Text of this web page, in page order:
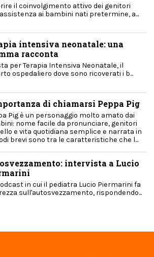
il coinvolgimento attivo dei genitori
ai bambini nati pretermine, a...
intensiva neonatale: una
racconta
per Terapia Intensiva Neonatale, il
ospedaliero dove sono ricoverati i b...
di chiamarsi Peppa Pig
Pig è un personaggio molto amato dai
nome facile da pronunciare, genitori
e vita quotidiana semplice e narrata in
brevi sono tra le caratteristiche che l...
intervista a Lucio
in cui il pediatra Lucio Piermarini fa
sull'autosvezzamento, rispondendo...